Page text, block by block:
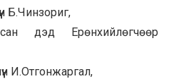
Б.Чинзориг,
дэд Ерөнхийлөгчөөр
И.Отгонжаргал,